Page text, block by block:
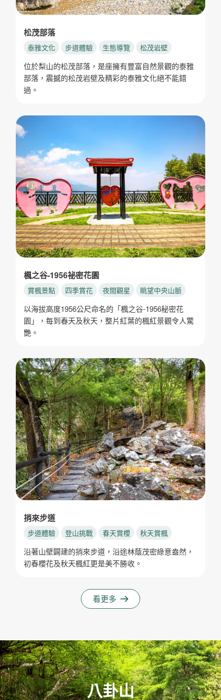
松茂部落
泰雅文化 步道體驗 生態導覽 松茂岩壁
位於梨山的松茂部落，是座擁有豐富自然景觀的泰雅
部落，震撼的松茂岩壁及精彩的泰雅文化絕不能錯
過。
楓之谷-1956祕密花園
賞楓景點 四季賞花 夜間觀星 眺望中央山脈
以海拔高度1956公尺命名的「楓之谷-1956秘密花
園」，每到春天及秋天，整片紅葉的楓紅景觀令人驚
艷。
捎來步道
步道體驗 登山挑戰 春天賞櫻 秋天賞楓
沿著山壁闢建的捎來步道，沿途林蔭茂密綠意盎然，
初春櫻花及秋天楓紅更是美不勝收。
看更多
八卦山